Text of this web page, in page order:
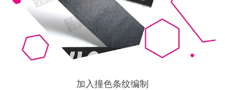
加入撞色条纹编制